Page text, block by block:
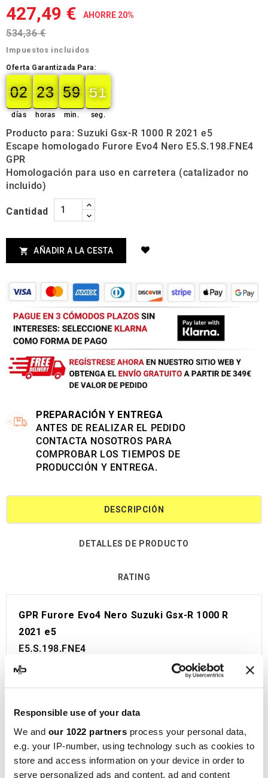
Responsible use of your data
We and our 1022 partners process your personal data,
e.g. your IP-number, using technology such as cookies to
store and access information on your device in order to
serve personalized ads and content, ad and content
427,49 € AHORRE 20%
534,36 €
Impuestos incluidos
Oferta Garantizada Para:
02
02
00
días
23
23
00
horas
59
59
00
min.
50
49
50
seg.
Producto para: Suzuki Gsx-R 1000 R 2021 e5
Escape homologado Furore Evo4 Nero E5.S.198.FNE4
GPR
Homologación para uso en carretera (catalizador no
incluido)
Cantidad
 AÑADIR A LA CESTA
PREPARACIÓN Y ENTREGA
ANTES DE REALIZAR EL PEDIDO
CONTACTA NOSOTROS PARA
COMPROBAR LOS TIEMPOS DE
PRODUCCIÓN Y ENTREGA.
DESCRIPCIÓN
DETALLES DE PRODUCTO
RATING
GPR Furore Evo4 Nero Suzuki Gsx-R 1000 R
2021 e5
E5.S.198.FNE4
escape homologado GPR per Suzuki Gsx-R 1000
incluido. Código de aprobación visible.
El catalizador no está incluido en el kit.
El escape está equipado con un Db Killer.
Producto desarrollado y construido en Italia.